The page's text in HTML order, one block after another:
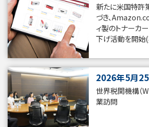
新たに米国特許
づき、
ィ製のトナーカ
下げ活動を開始
2026年5月
世界税関機構（
業訪問